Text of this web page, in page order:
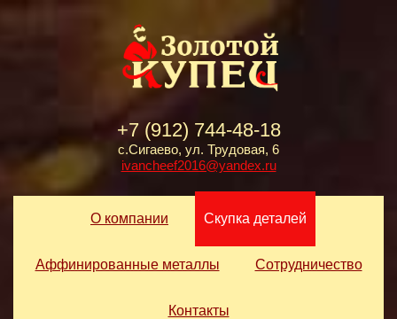
+7 (912) 744-48-18
с.Сигаево, ул. Трудовая, 6
ivancheef2016@yandex.ru
О компании Скупка деталей
Аффинированные металлы Сотрудничество
Контакты